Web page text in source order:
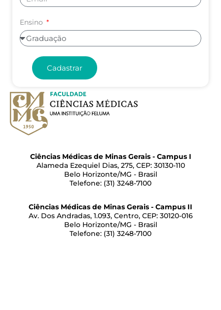
Ensino
Cadastrar
Ciências Médicas de Minas Gerais - Campus I
Alameda Ezequiel Dias, 275, CEP: 30130-110
Belo Horizonte/MG - Brasil
Telefone: (31) 3248-7100
Ciências Médicas de Minas Gerais - Campus II
Av. Dos Andradas, 1.093, Centro, CEP: 30120-016
Belo Horizonte/MG - Brasil
Telefone: (31) 3248-7100